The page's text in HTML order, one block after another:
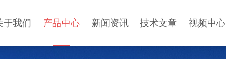
于我们 产品中心 新闻资讯 技术文章 视频中心